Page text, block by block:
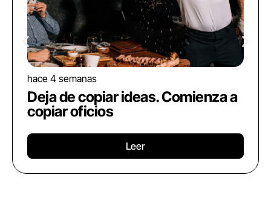
hace 4 semanas
Deja de copiar ideas. Comienza a
copiar oficios
Leer